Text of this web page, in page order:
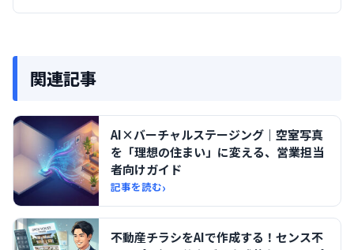
関連記事
AI×バーチャルステージング｜空室写真
を「理想の住まい」に変える、営業担当
者向けガイド
記事を読む›
不動産チラシをAIで作成する！センス不